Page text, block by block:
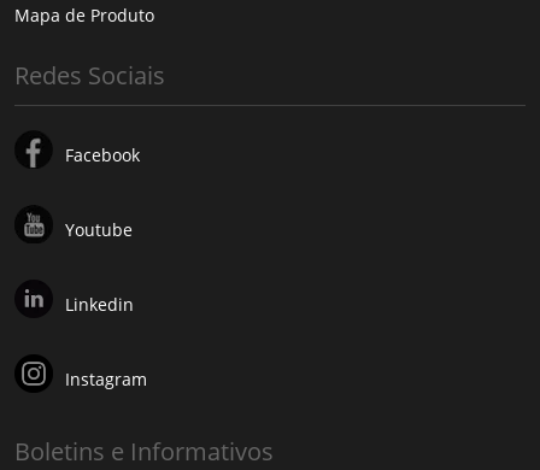
Mapa de Produto
Redes Sociais
Facebook
Youtube
Linkedin
Instagram
Boletins e Informativos